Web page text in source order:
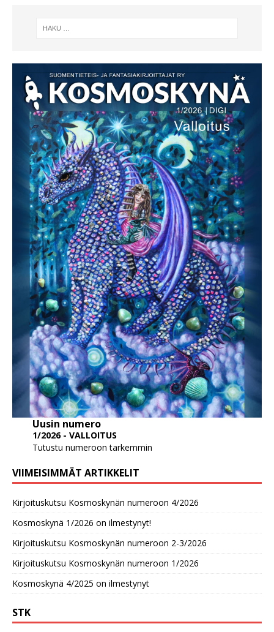
Uusin numero
1/2026 - VALLOITUS
Tutustu numeroon tarkemmin
VIIMEISIMMÄT ARTIKKELIT
Kirjoituskutsu Kosmoskynän numeroon 4/2026
Kosmoskynä 1/2026 on ilmestynyt!
Kirjoituskutsu Kosmoskynän numeroon 2-3/2026
Kirjoituskutsu Kosmoskynän numeroon 1/2026
Kosmoskynä 4/2025 on ilmestynyt
STK